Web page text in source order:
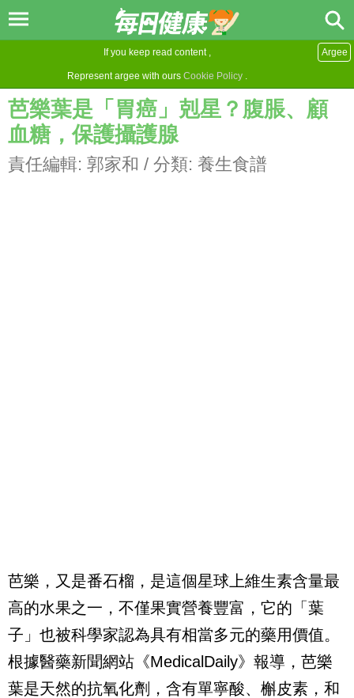
If you keep read content ,
Represent argee with ours Cookie Policy .
Argee
芭樂葉是「胃癌」剋星？腹脹、顧
血糖，保護攝護腺
責任編輯: 郭家和 / 分類: 養生食譜
芭樂，又是番石榴，是這個星球上維生素含量最
高的水果之一，不僅果實營養豐富，它的「葉
子」也被科學家認為具有相當多元的藥用價值。
根據醫藥新聞網站《MedicalDaily》報導，芭樂
葉是天然的抗氧化劑，含有單寧酸、槲皮素，和